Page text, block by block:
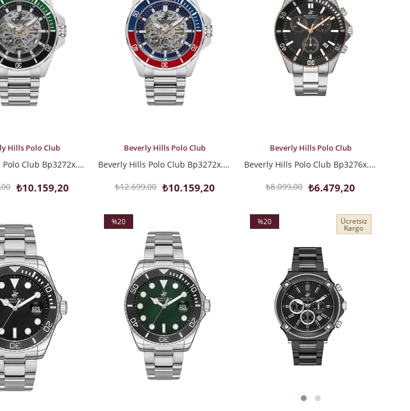
Hills Polo Club
Beverly Hills Polo Club Bp3272x.350 Erkek Kol Saati
₺10.159,20
SEPETE EKLE
Beverly Hills Polo Club
Beverly Hills Polo Club Bp3272x.390 Erkek Kol Saati
₺10.159,20
₺12.699,00
SEPETE EKLE
Beverly Hills Polo Club
Beverly Hills Polo Club Bp3276x.550 Erkek Kol Saati
₺6.479,20
₺8.099,00
%20
%20
Ücretsiz
Kargo